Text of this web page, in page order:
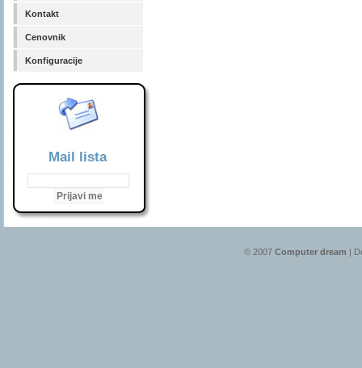
Kontakt
Cenovnik
Konfiguracije
Mail lista
© 2007 Computer dream |